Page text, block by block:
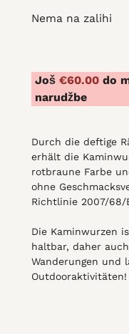
Nema na zalihi
Još €60.00 do
narudžbe
Durch die deftige
erhält die
rotbraune Farbe
ohne
Richtlinie 2007/68/
Die Kaminwurzen
haltbar, daher
Wanderungen und
Outdooraktivitäten!